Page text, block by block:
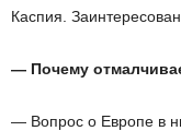
Каспия.
— Почему
— Вопрос о Европе в